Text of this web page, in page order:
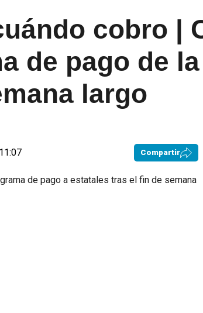
cobro |
de pago de
largo
Compartir